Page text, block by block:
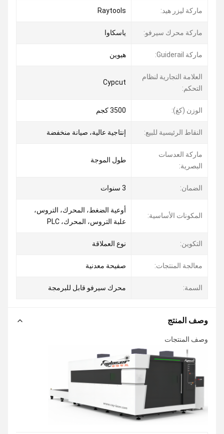
ماركة ليزر هيد: Raytools
ماركة محرك سيرفو: ياسكاوا
ماركة Guiderail: هيوين
العلامة التجارية لنظام
التحكم:
Cypcut
الوزن (كغ): 3500 كجم
النقاط الرئيسية للبيع: إنتاجية عالية، صيانة منخفضة
ماركة العدسات
البصرية:
طول الموجة
الضمان: 3 سنوات
المكونات الأساسية:
أوعية الضغط، المحرك، التروس،
علبة التروس، المحرك، PLC
التكوين: نوع العملاقة
معالجة المنتجات: صفيحة معدنية
السمة: محرك سيرفو قابل للبرمجة
وصف المنتج
وصف المنتجات